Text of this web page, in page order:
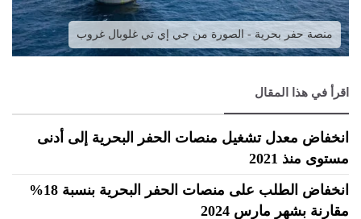
منصة حفر بحرية - الصورة من جي إي تي غلوبال غروب
اقرأ في هذا المقال
انخفاض معدل تشغيل منصات الحفر البحرية إلى أدنى
مستوى منذ 2021
انخفاض الطلب على منصات الحفر البحرية بنسبة 18%
مقارنة بشهر مارس 2024